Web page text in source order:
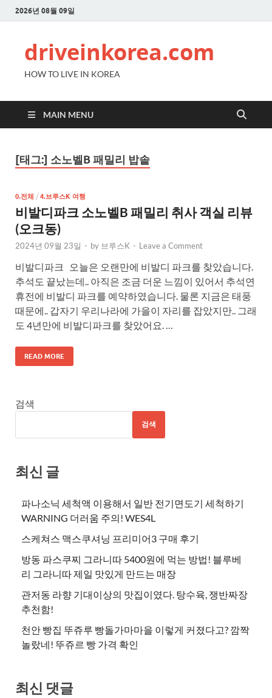
2026년 08월 09일
driveinkorea.com
HOW TO LIVE IN KOREA
MAIN MENU
[태그:] 소노벨B 패밀리 밥솥
0.전체 / 4.브루스K 여행
비발디파크 소노벨B 패밀리 취사 객실 리뷰
(오크동)
2024년 09월 23일 - by 브루스K - Leave a Comment
비발디파크 오늘은 오랜만에 비발디 파크를 찾았습니다.
추석도 끝났는데.. 아직은 조금 더운 느낌이 있어서 추석연
휴전에 비발디 파크를 예약하였습니다. 물론 지금은 태풍
때문에.. 갑자기 우리나라에 가을이 자리를 잡았지만.. 그래
도 4년만에 비발디파크를 찾았어요. …
READ MORE
검색
검색
최신 글
파나소닉 세척액 이용해서 일반 전기면도기 세척하기
WARNING 더러움 주의! WES4L
스케쳐스 맥스쿠셔닝 프리미어3 구매 후기
방동 파스쿠찌 그라니따 5400원에 먹는 방법! 블루베
리 그라니따 제일 맛있게 만드는 매장
관저동 라향 기대이상의 맛집이였다. 탕수육, 쟁반짜장
추천함!
천안 빵집 뚜쥬루 빵돌가마마을 이렇게 커졌다고? 깜짝
놀랐네! 뚜쥬르 빵 가격 확인
최신 댓글